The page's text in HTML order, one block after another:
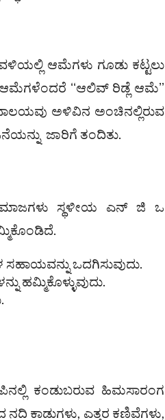
ಆಮೆಗಳು ಗೂಡು ಕಟ್ಟಲು
ಆಮೆಗಳೆಂದರೆ ʻʻಆಲಿವ್‌ ರಿಡ್ಲೆ ಆಮೆʼʼ
ಅಳಿವಿನ ಅಂಚಿನಲ್ಲಿರುವ
ಜಾರಿಗೆ ತಂದಿತು.
ಸ್ಥಳೀಯ ಎನ್ ಜಿ ಒ
ಸಹಾಯವನ್ನು ಒದಗಿಸುವುದು.
ಹಮ್ಮಿಕೊಳ್ಳುವುದು.
ಕಂಡುಬರುವ ಹಿಮಸಾರಂಗ
ಕಾಡುಗಳು, ಎತ್ತರ ಕಣಿವೆಗಳು,